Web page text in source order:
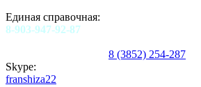
Единая справочная:
8-903-947-92-87
8 (3852) 254-287
Skype:
franshiza22